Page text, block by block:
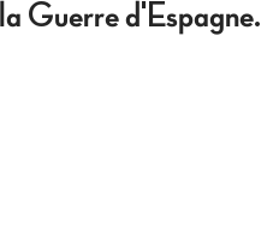
Guerre d'Espagne.